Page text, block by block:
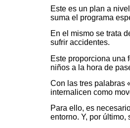
Este es un plan a
suma el programa
En el mismo se trata
sufrir accidentes.
Este proporciona una
niños a la hora de
Con las tres palabras
internalicen como
Para ello, es
entorno. Y, por